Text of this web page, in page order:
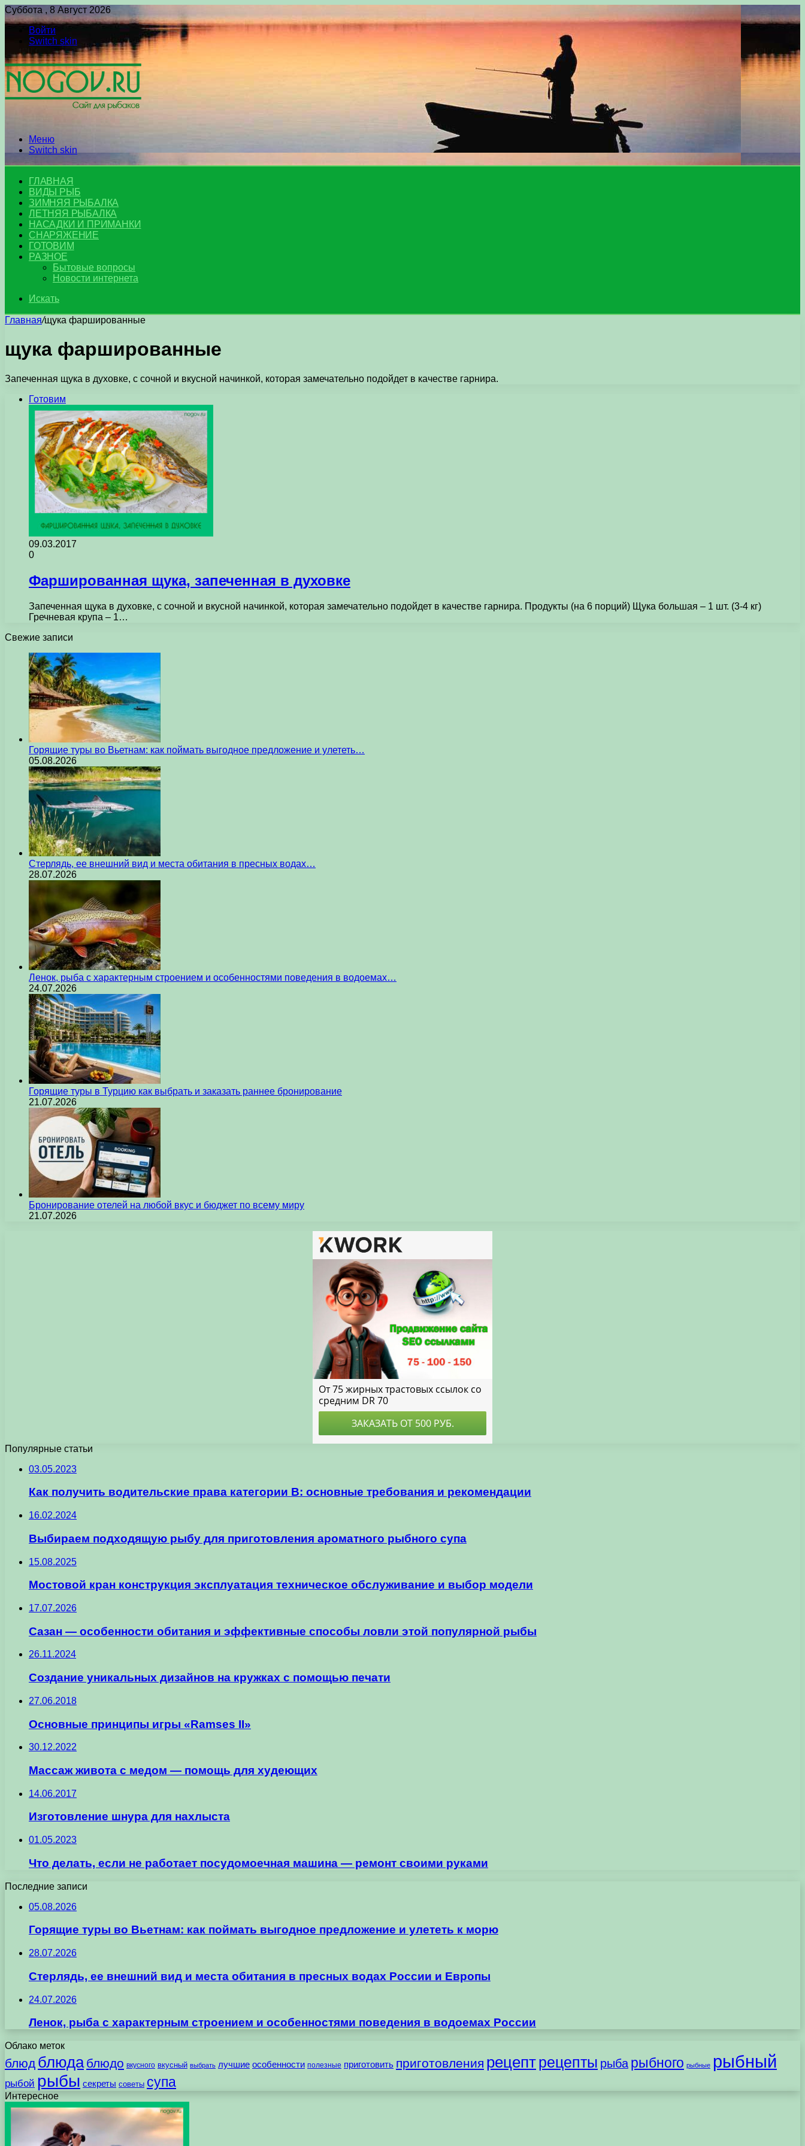
Суббота , 8 Август 2026
Войти
Switch skin
Меню
Switch skin
ГЛАВНАЯ
ВИДЫ РЫБ
ЗИМНЯЯ РЫБАЛКА
ЛЕТНЯЯ РЫБАЛКА
НАСАДКИ И ПРИМАНКИ
СНАРЯЖЕНИЕ
ГОТОВИМ
РАЗНОЕ
Бытовые вопросы
Новости интернета
Искать
Главная/щука фаршированные
щука фаршированные
Запеченная щука в духовке, с сочной и вкусной начинкой, которая замечательно подойдет в качестве гарнира.
Готовим
09.03.2017
0
Фаршированная щука, запеченная в духовке
Запеченная щука в духовке, с сочной и вкусной начинкой, которая замечательно подойдет в качестве гарнира. Продукты (на 6 порций) Щука большая – 1 шт. (3-4 кг)
Гречневая крупа – 1…
Свежие записи
Горящие туры во Вьетнам: как поймать выгодное предложение и улететь…
05.08.2026
Стерлядь, ее внешний вид и места обитания в пресных водах…
28.07.2026
Ленок, рыба с характерным строением и особенностями поведения в водоемах…
24.07.2026
Горящие туры в Турцию как выбрать и заказать раннее бронирование
21.07.2026
Бронирование отелей на любой вкус и бюджет по всему миру
21.07.2026
Популярные статьи
03.05.2023
Как получить водительские права категории B: основные требования и рекомендации
16.02.2024
Выбираем подходящую рыбу для приготовления ароматного рыбного супа
15.08.2025
Мостовой кран конструкция эксплуатация техническое обслуживание и выбор модели
17.07.2026
Сазан — особенности обитания и эффективные способы ловли этой популярной рыбы
26.11.2024
Создание уникальных дизайнов на кружках с помощью печати
27.06.2018
Основные принципы игры «Ramses II»
30.12.2022
Массаж живота с медом — помощь для худеющих
14.06.2017
Изготовление шнура для нахлыста
01.05.2023
Что делать, если не работает посудомоечная машина — ремонт своими руками
Последние записи
05.08.2026
Горящие туры во Вьетнам: как поймать выгодное предложение и улететь к морю
28.07.2026
Стерлядь, ее внешний вид и места обитания в пресных водах России и Европы
24.07.2026
Ленок, рыба с характерным строением и особенностями поведения в водоемах России
Облако меток
блюд блюда блюдо вкусного вкусный выбрать лучшие особенности полезные приготовить приготовления рецептрецепты рыба рыбного рыбные рыбный
рыбой рыбы секреты советы супа
Интересное